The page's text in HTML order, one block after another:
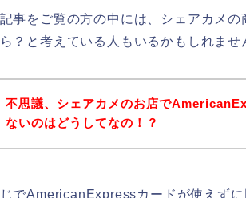
事をご覧の方の中には、シェアカメ
？と考えている人もいるかもしれませ
不思議、シェアカメのお店で
ないのはどうしてなの！？
でAmericanExpressカードが使えず